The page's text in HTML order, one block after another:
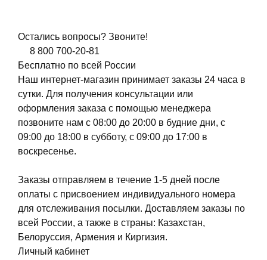
Остались вопросы? Звоните!
8 800 700-20-81
Бесплатно по всей России
Наш интернет-магазин принимает заказы 24 часа в
сутки. Для получения консультации или
оформления заказа с помощью менеджера
позвоните нам с 08:00 до 20:00 в будние дни, с
09:00 до 18:00 в субботу, с 09:00 до 17:00 в
воскресенье.
Заказы отправляем в течение 1-5 дней после
оплаты с присвоением индивидуального номера
для отслеживания посылки. Доставляем заказы по
всей России, а также в страны: Казахстан,
Белоруссия, Армения и Киргизия.
Личный кабинет